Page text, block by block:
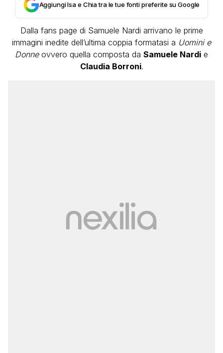
Aggiungi Isa e Chia tra le tue fonti preferite su Google
Dalla fans page di Samuele Nardi arrivano le prime
immagini inedite dell’ultima coppia formatasi a Uomini e
Donne ovvero quella composta da Samuele Nardi e
Claudia Borroni.